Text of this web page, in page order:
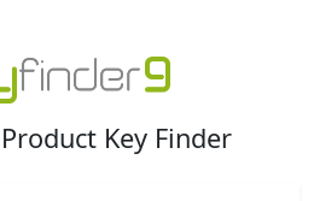
Key Finder